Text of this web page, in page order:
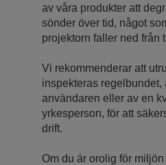
av våra produkter att
sönder över tid, något
projektorn faller ned från
Vi rekommenderar att
inspekteras regelbundet,
användaren eller av en
yrkesperson, för att
drift.
Om du är orolig för